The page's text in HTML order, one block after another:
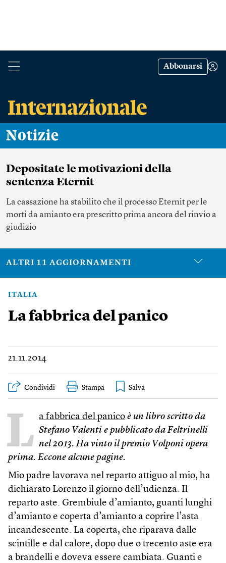
Abbonarsi
Notizie
Depositate le motivazioni della
sentenza Eternit
La cassazione ha stabilito che il processo Eternit per le
morti da amianto era prescritto prima ancora del rinvio a
giudizio
ALTRI 11 AGGIORNAMENTI
ITALIA
La fabbrica del panico
21.11.2014
Condividi Stampa
L a fabbrica del panico è un libro scritto da
Stefano Valenti e pubblicato da Feltrinelli
nel 2013. Ha vinto il premio Volponi opera
prima. Eccone alcune pagine.
Mio padre lavorava nel reparto attiguo al mio, ha
dichiarato Lorenzo il giorno dell’udienza. Il
reparto aste. Grembiule d’amianto, guanti lunghi
d’amianto e coperta d’amianto a coprire l’asta
incandescente. La coperta, che riparava dalle
scintille e dal calore, dopo due o trecento aste era
a brandelli e doveva essere cambiata. Guanti e